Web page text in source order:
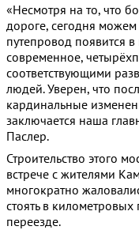
«Несмотря на то, что
дороге, сегодня можем
путепровод появится
современное,
соответствующими
людей. Уверен, что
кардинальные
заключается наша
Паслер.
Строительство этого
встрече с жителями
многократно
стоять в
переезде.